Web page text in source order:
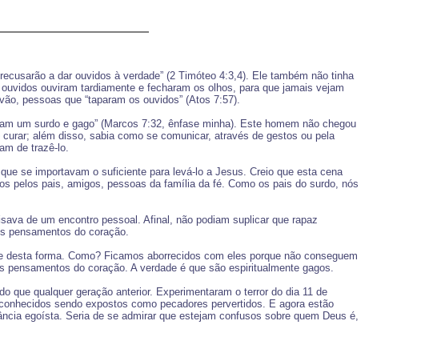
a dar ouvidos à verdade” (2 Timóteo 4:3,4). Ele também não tinha
ouviram tardiamente e fecharam os olhos, para que jamais vejam
pessoas que “taparam os ouvidos” (Atos 7:57).
um surdo e gago” (Marcos 7:32, ênfase minha). Este homem não chegou
além disso, sabia como se comunicar, através de gestos ou pela
de trazê-lo.
se importavam o suficiente para levá-lo a Jesus. Creio que esta cena
pelos pais, amigos, pessoas da família da fé. Como os pais do surdo, nós
de um encontro pessoal. Afinal, não podiam suplicar que rapaz
pensamentos do coração.
forma. Como? Ficamos aborrecidos com eles porque não conseguem
do coração. A verdade é que são espiritualmente gagos.
que qualquer geração anterior. Experimentaram o terror do dia 11 de
sendo expostos como pecadores pervertidos. E agora estão
egoísta. Seria de se admirar que estejam confusos sobre quem Deus é,